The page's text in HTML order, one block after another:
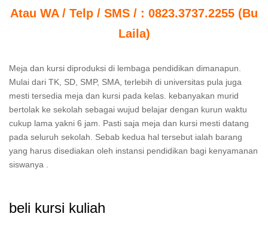
Atau WA / Telp / SMS / : 0823.3737.2255 (Bu
Laila)
Meja dan kursi diproduksi di lembaga pendidikan dimanapun.
Mulai dari TK, SD, SMP, SMA, terlebih di universitas pula juga
mesti tersedia meja dan kursi pada kelas. kebanyakan murid
bertolak ke sekolah sebagai wujud belajar dengan kurun waktu
cukup lama yakni 6 jam. Pasti saja meja dan kursi mesti datang
pada seluruh sekolah. Sebab kedua hal tersebut ialah barang
yang harus disediakan oleh instansi pendidikan bagi kenyamanan
siswanya .
beli kursi kuliah